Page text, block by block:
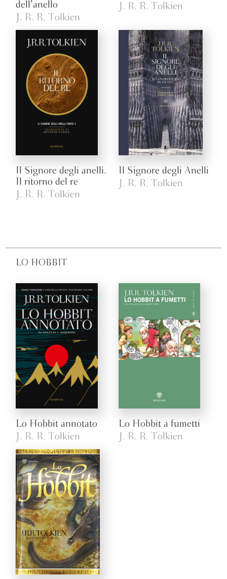
dell'anello
J. R. R. Tolkien
J. R. R. Tolkien
Il Signore degli anelli.
Il ritorno del re
J. R. R. Tolkien
Il Signore degli Anelli
J. R. R. Tolkien
LO HOBBIT
Lo Hobbit annotato
J. R. R. Tolkien
Lo Hobbit a fumetti
J. R. R. Tolkien